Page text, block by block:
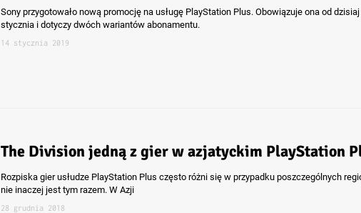
Sony przygotowało nową promocję na usługę PlayStation Plus. Obowiązuje ona od
stycznia i dotyczy dwóch wariantów abonamentu.
14 stycznia 2019
The Division jedną z gier w azjatyckim PlayStation
Rozpiska gier usłudze PlayStation Plus często różni się w przypadku poszczególnych
nie inaczej jest tym razem. W Azji
28 grudnia 2018